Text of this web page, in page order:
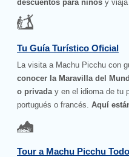
descuentos para niños y viaja
Tu Guía Turístico Oficial
La visita a Machu Picchu con
conocer la Maravilla del
o privaday en el idioma de tu
portugués o francés.Aquí
Tour a Machu Picchu